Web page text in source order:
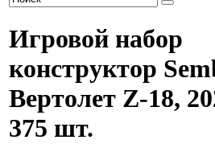
Игровой набор
конструктор
Вертолет Z-18,
375 шт.